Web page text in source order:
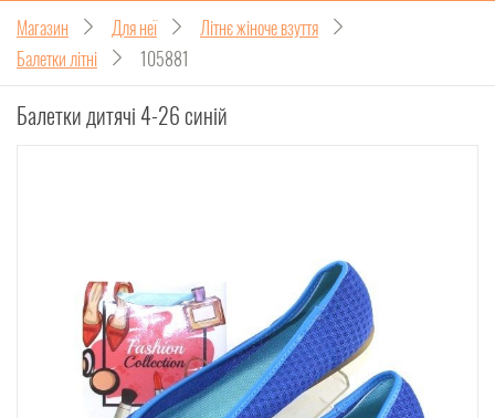
Магазин Для неї
Літнє жіноче взуття
Балетки літні
105881
Балетки дитячі 4-26 синій